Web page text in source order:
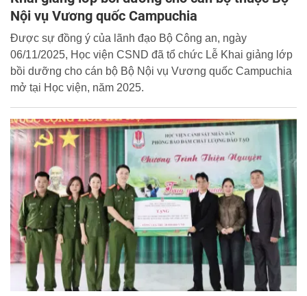
Nội vụ Vương quốc Campuchia
Được sự đồng ý của lãnh đạo Bộ Công an, ngày
06/11/2025, Học viện CSND đã tổ chức Lễ Khai giảng lớp
bồi dưỡng cho cán bộ Bộ Nội vụ Vương quốc Campuchia
mở tại Học viện, năm 2025.